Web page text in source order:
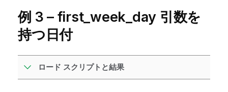
例 3 – first_week_day 引数を
持つ日付
ロード スクリプトと結果